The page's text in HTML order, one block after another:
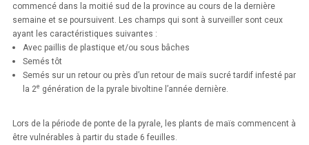
commencé dans la moitié sud de la province au cours de la dernière
semaine et se poursuivent. Les champs qui sont à surveiller sont ceux
ayant les caractéristiques suivantes :
Avec paillis de plastique et/ou sous bâches
Semés tôt
Semés sur un retour ou près d’un retour de maïs sucré tardif infesté par
la 2e génération de la pyrale bivoltine l’année dernière.
Lors de la période de ponte de la pyrale, les plants de maïs commencent à
être vulnérables à partir du stade 6 feuilles.